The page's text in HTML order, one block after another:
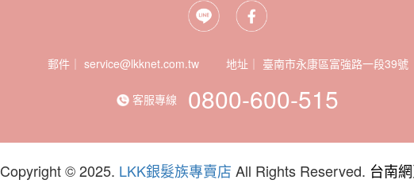
郵件｜ service@lkknet.com.tw 地址｜
客服專線 0800-600-515
Copyright © 2025. LKK銀髮族專賣店 All Rights Reserved. 台南